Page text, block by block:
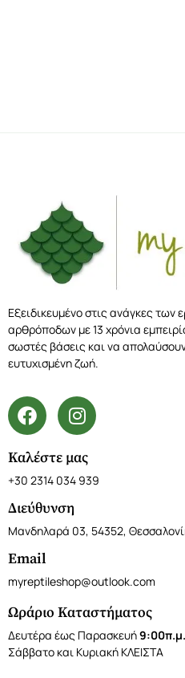
Εξειδικευμένο στις ανάγκες των
αρθρόποδων με 13 χρόνια
σωστές βάσεις και να
ευτυχισμένη ζωή.
Καλέστε μας
+30 2314 034 939
Διεύθυνση
Μανδηλαρά 03, 54352,
Email
myreptileshop@outlook.com
Ωράριο Καταστήματος
Δευτέρα έως Παρασκευή9:00π.μ.
Σάββατο και Κυριακή ΚΛΕΙΣΤΑ